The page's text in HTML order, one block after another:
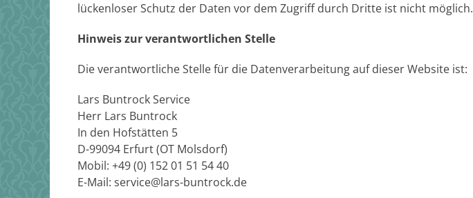
lückenloser Schutz der Daten vor dem Zugriff durch Dritte ist nicht möglich.
Hinweis zur verantwortlichen Stelle
Die verantwortliche Stelle für die Datenverarbeitung auf dieser Website ist:
Lars Buntrock Service
Herr Lars Buntrock
In den Hofstätten 5
D-99094 Erfurt (OT Molsdorf)
Mobil: +49 (0) 152 01 51 54 40
E-Mail: service@lars-buntrock.de